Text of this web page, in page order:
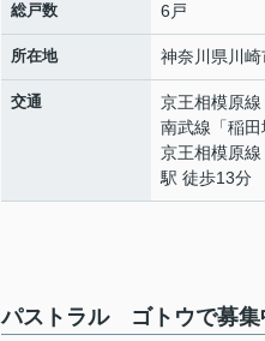
総戸数 6戸
所在地 神奈川県 川
交通 京王相模原線
南武線 「稲田
京王相模原線
駅 徒歩13分
パストラル ゴトウで募集